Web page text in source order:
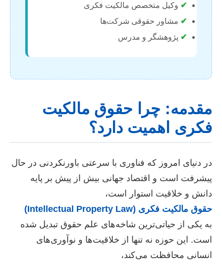
✔ وکیل متخصص مالکیت فکری
✔ مشاور حقوقی شرکت‌ها
✔ پژوهشگر و مدرس
مقدمه: چرا حقوق مالکیت
فکری اهمیت دارد؟
در دنیای امروز که فناوری با سرعتی باورنکردنی در حال
پیشرفت است و اقتصاد جهانی بیش از پیش بر پایه
دانش و خلاقیت استوار است،
حقوق مالکیت فکری (Intellectual Property Law)
به یکی از حیاتی‌ترین شاخه‌های علم حقوق تبدیل شده
است. این حوزه نه تنها از خلاقیت‌ها و نوآوری‌های
انسانی محافظت می‌کند،